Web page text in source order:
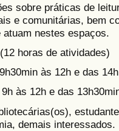
sobre práticas de
e comunitárias, bem
nestes espaços.
(12 horas de atividades)
às 12h e das
às 12h e das
demais interessados.